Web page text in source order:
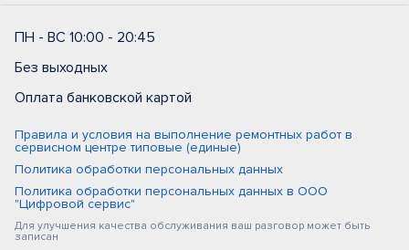
ПН - ВС 10:00 - 20:45
Без выходных
Оплата банковской картой
Правила и условия на выполнение ремонтных работ в
сервисном центре типовые (единые)
Политика обработки персональных данных
Политика обработки персональных данных в ООО
"Цифровой сервис"
Для улучшения качества обслуживания ваш разговор может быть
записан